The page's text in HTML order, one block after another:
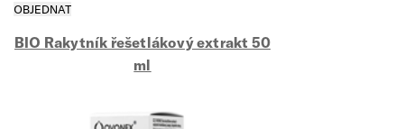
BIO Rakytník řešetlákový extrakt 50
ml